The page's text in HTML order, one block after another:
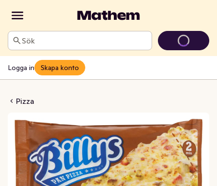
Sök
Logga in Skapa konto
Pizza
Kebab Fryst